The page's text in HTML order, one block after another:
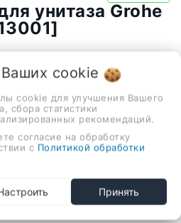
унитаза Grohe
стену/на некапитальную
двухрежимный/
управление, бачок в
см
cookie
cookie для улучшения Вашего
сбора статистики
рекомендаций.
согласие на обработку
с Политикой обработки
Принять